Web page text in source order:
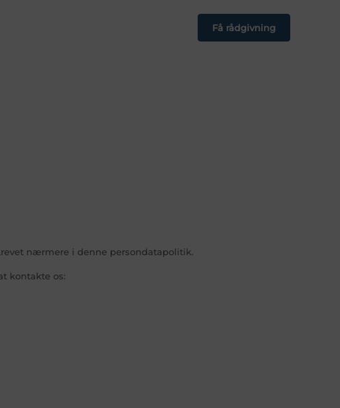
Få rådgivning
nærmere i denne persondatapolitik.
kontakte os: